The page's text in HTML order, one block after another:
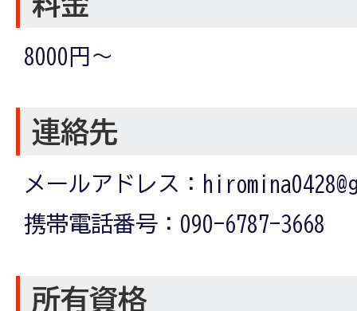
8000円～
連絡先
メールアドレス：
携帯電話番号：090-6787-3668
所有資格